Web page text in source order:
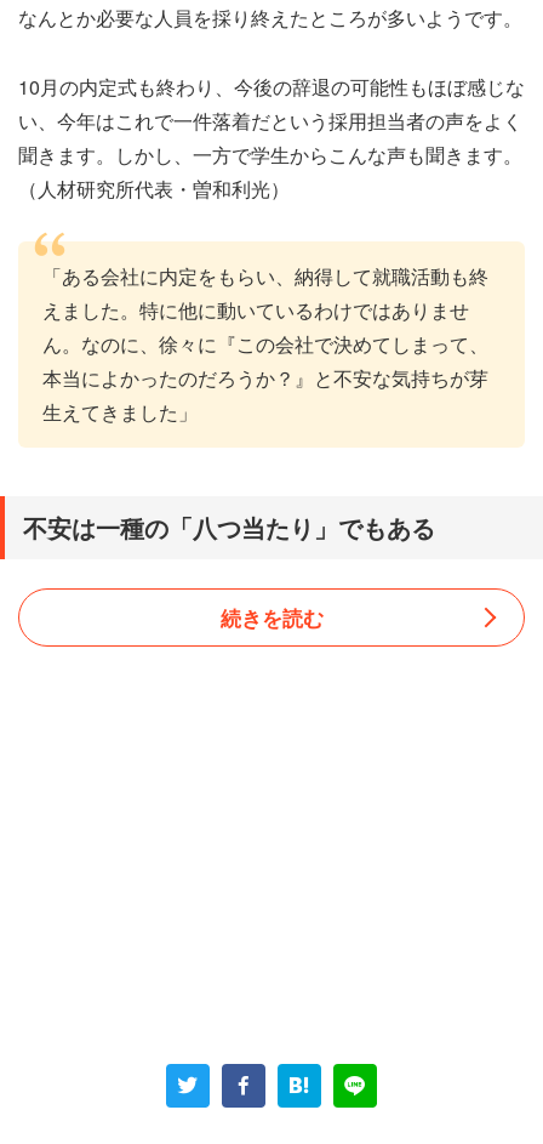
なんとか必要な人員を採り終えたところが多いようです。
10月の内定式も終わり、今後の辞退の可能性もほぼ感じな
い、今年はこれで一件落着だという採用担当者の声をよく
聞きます。しかし、一方で学生からこんな声も聞きます。
（人材研究所代表・曽和利光）
「ある会社に内定をもらい、納得して就職活動も終
えました。特に他に動いているわけではありませ
ん。なのに、徐々に『この会社で決めてしまって、
本当によかったのだろうか？』と不安な気持ちが芽
生えてきました」
不安は一種の「八つ当たり」でもある
ー」などとも呼ばれますが、本来喜ばしいことなのに憂う
続きを読む